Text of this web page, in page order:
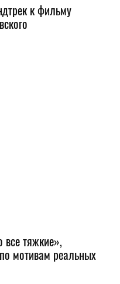
к фильму
все тяжкие»,
мотивам реальных